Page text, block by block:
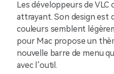
Les développeurs de
attrayant. Son design est
couleurs semblent
pour Mac propose un
nouvelle barre de menu
avec l’outil.